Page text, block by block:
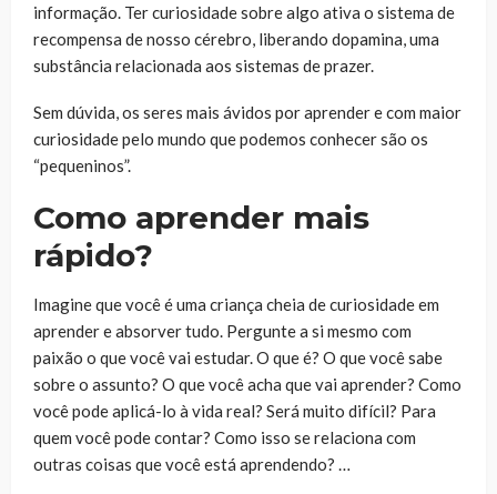
informação. Ter curiosidade sobre algo ativa o sistema de
recompensa de nosso cérebro, liberando dopamina, uma
substância relacionada aos sistemas de prazer.
Sem dúvida, os seres mais ávidos por aprender e com maior
curiosidade pelo mundo que podemos conhecer são os
“pequeninos”.
Como aprender mais
rápido?
Imagine que você é uma criança cheia de curiosidade em
aprender e absorver tudo. Pergunte a si mesmo com
paixão o que você vai estudar. O que é? O que você sabe
sobre o assunto? O que você acha que vai aprender? Como
você pode aplicá-lo à vida real? Será muito difícil? Para
quem você pode contar? Como isso se relaciona com
outras coisas que você está aprendendo? …